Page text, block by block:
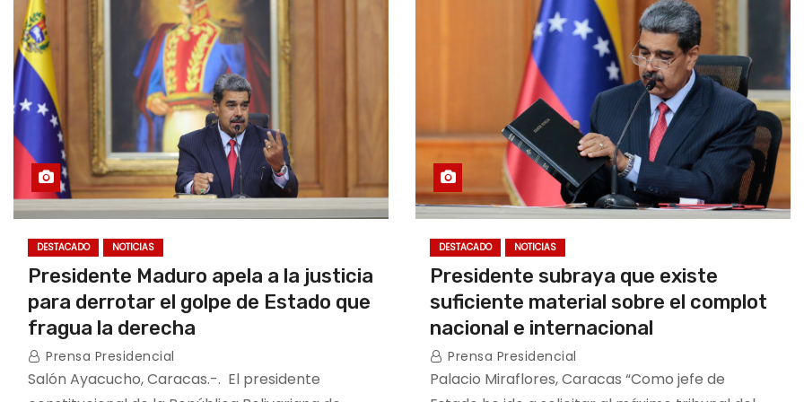
DESTACADO NOTICIAS
Presidente Maduro apela a la justicia
para derrotar el golpe de Estado que
fragua la derecha
Prensa Presidencial
Salón Ayacucho, Caracas.-. El presidente
DESTACADO NOTICIAS
Presidente subraya que existe
suficiente material sobre el complot
nacional e internacional
Prensa Presidencial
Palacio Miraflores, Caracas “Como jefe de